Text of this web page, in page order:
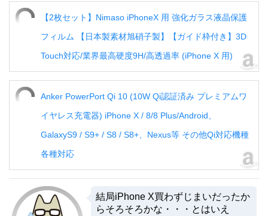
【2枚セット】Nimaso iPhoneX 用 強化ガラス液晶保護
フィルム 【日本製素材旭硝子製】【ガイド枠付き】3D
Touch対応/業界最高硬度9H/高透過率 (iPhone X 用)
Anker PowerPort Qi 10 (10W Qi認証済み プレミアムワ
イヤレス充電器) iPhone X / 8/8 Plus/Android、
GalaxyS9 / S9+ / S8 / S8+、Nexus等 その他Qi対応機種
各種対応
結局iPhone X買わずじまいだったか
らそろそろかな・・・とはいえ